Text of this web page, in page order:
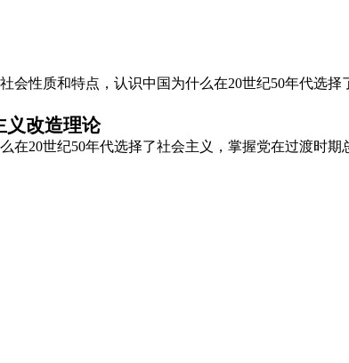
性质和特点，认识中国为什么在20世纪50年代选
义改造理论
在20世纪50年代选择了社会主义， 掌握党在过渡时期